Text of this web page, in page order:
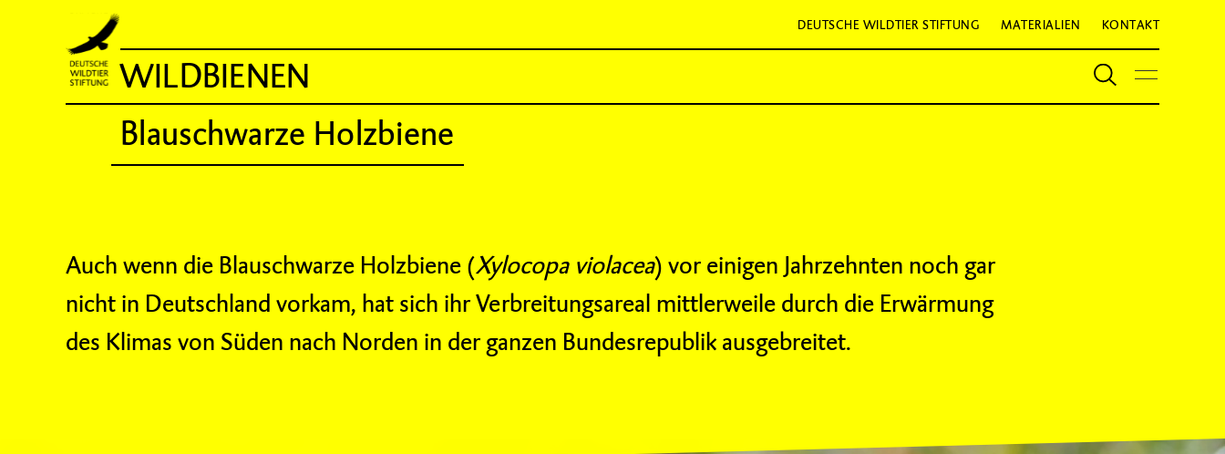
DEUTSCHE WILDTIER STIFTUNG MATERIALIEN KONTAKT
WILDBIENEN
Blauschwarze Holzbiene
Auch wenn die Blauschwarze Holzbiene (Xylocopa violacea) vor einigen Jahrzehnten noch gar
nicht in Deutschland vorkam, hat sich ihr Verbreitungsareal mittlerweile durch die Erwärmung
des Klimas von Süden nach Norden in der ganzen Bundesrepublik ausgebreitet.